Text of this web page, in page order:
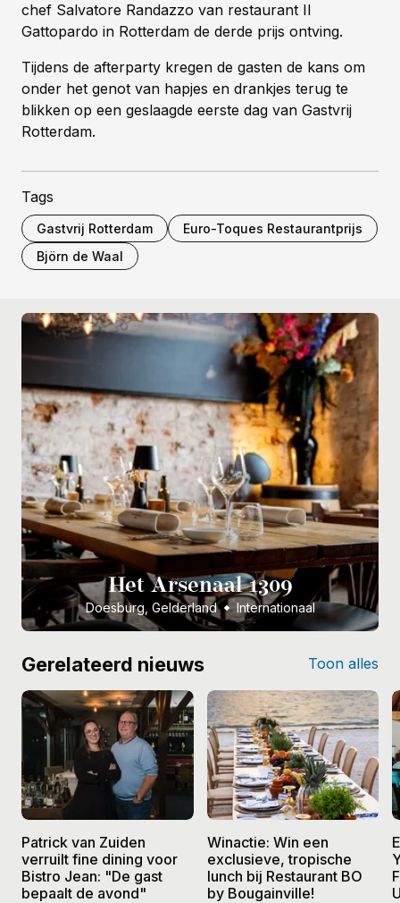
chef Salvatore Randazzo van restaurant Il
Gattopardo in Rotterdam de derde prijs ontving.
Tijdens de afterparty kregen de gasten de kans om
onder het genot van hapjes en drankjes terug te
blikken op een geslaagde eerste dag van Gastvrij
Rotterdam.
Tags
Gastvrij Rotterdam
Euro-Toques Restaurantprijs
Björn de Waal
Het Arsenaal 1309
Doesburg, Gelderland Internationaal
Gerelateerd nieuws Toon alles
Patrick van Zuiden
verruilt fine dining voor
Bistro Jean: "De gast
bepaalt de avond"
Winactie: Win een
exclusieve, tropische
lunch bij Restaurant BO
by Bougainville!